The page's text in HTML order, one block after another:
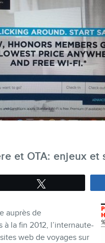
et OTA: enjeux et
auprès de
la fin 2012, l’internaute-
web de voyages sur